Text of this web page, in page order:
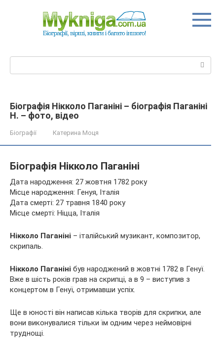
Біографія Нікколо Паганіні – біографія Паганіні
Н. – фото, відео
Біографії Катерина Моця
Біографія Нікколо Паганіні
Дата народження: 27 жовтня 1782 року
Місце народження: Генуя, Італія
Дата смерті: 27 травня 1840 року
Місце смерті: Ніцца, Італія
Нікколо Паганіні – італійський музикант, композитор,
скрипаль.
Нікколо Паганіні був народжений в жовтні 1782 в Генуї.
Вже в шість років грав на скрипці, а в 9 – виступив з
концертом в Генуї, отримавши успіх.
Ще в юності він написав кілька творів для скрипки, але
вони виконувалися тільки їм одним через неймовірні
труднощі.